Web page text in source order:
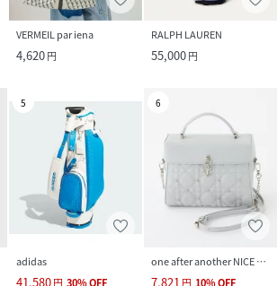
VERMEIL par iena
4,620円
RALPH LAUREN
55,000円
5
adidas
41,580円 30%OFF
6
one after another NICE CLAUP
7,821 円 10%OFF